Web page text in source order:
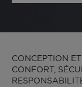
CONCEPTION
CONFORT,